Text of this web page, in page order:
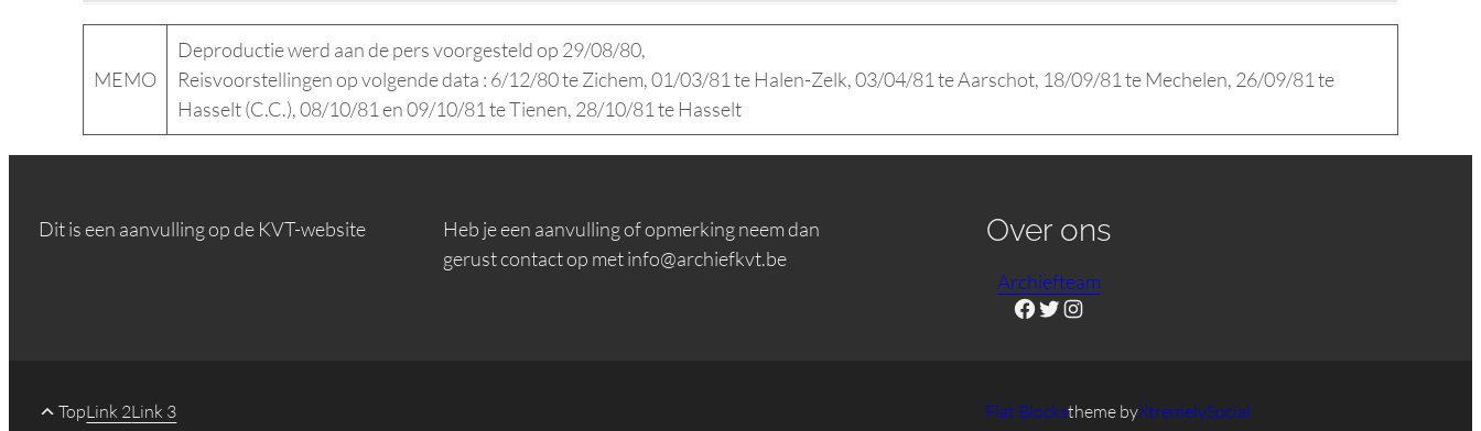
MEMO
Deproductie werd aan de pers voorgesteld op 29/08/80,
Reisvoorstellingen op volgende data : 6/12/80 te Zichem, 01/03/81 te Halen-Zelk, 03/04/81 te Aarschot, 18/09/81 te Mechelen, 26/09/81 te
Hasselt (C.C.), 08/10/81 en 09/10/81 te Tienen, 28/10/81 te Hasselt
Dit is een aanvulling op de KVT-website
Heb je een aanvulling of opmerking neem dan
gerust contact op met info@archiefkvt.be
Over ons
Archiefteam
Facebook Twitter Instagram
TopLink 2Link 3 Flat Blockstheme byXtremelySocial